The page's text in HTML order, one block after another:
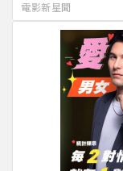
電影新星聞